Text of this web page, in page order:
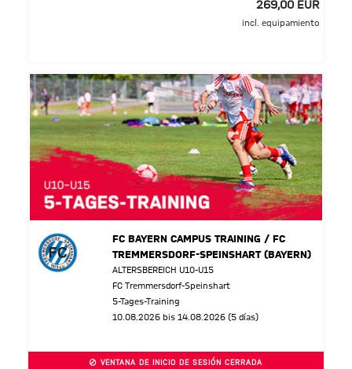
269,00 EUR
incl. equipamiento
FC BAYERN CAMPUS TRAINING / FC
TREMMERSDORF-SPEINSHART (BAYERN)
ALTERSBEREICH U10-U15
FC Tremmersdorf-Speinshart
5-Tages-Training
10.08.2026 bis 14.08.2026 (5 días)
VENTANA DE INICIO DE SESIÓN CERRADA